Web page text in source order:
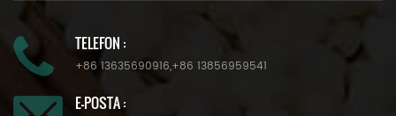
TELEFON :
+86 13635690916,+86 13856959541
E-POSTA :